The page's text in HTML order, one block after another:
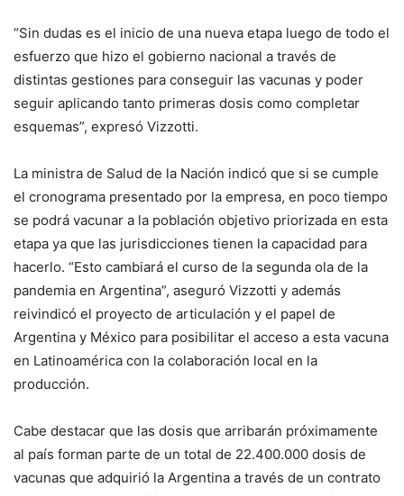
“Sin dudas es el inicio de una nueva etapa luego de todo el
esfuerzo que hizo el gobierno nacional a través de
distintas gestiones para conseguir las vacunas y poder
seguir aplicando tanto primeras dosis como completar
esquemas”, expresó Vizzotti.
La ministra de Salud de la Nación indicó que si se cumple
el cronograma presentado por la empresa, en poco tiempo
se podrá vacunar a la población objetivo priorizada en esta
etapa ya que las jurisdicciones tienen la capacidad para
hacerlo. “Esto cambiará el curso de la segunda ola de la
pandemia en Argentina”, aseguró Vizzotti y además
reivindicó el proyecto de articulación y el papel de
Argentina y México para posibilitar el acceso a esta vacuna
en Latinoamérica con la colaboración local en la
producción.
Cabe destacar que las dosis que arribarán próximamente
al país forman parte de un total de 22.400.000 dosis de
vacunas que adquirió la Argentina a través de un contrato